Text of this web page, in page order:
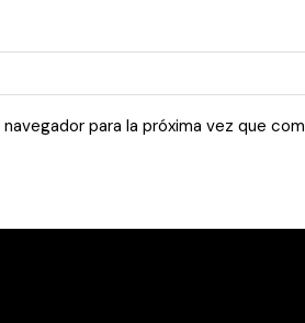
para la próxima vez que